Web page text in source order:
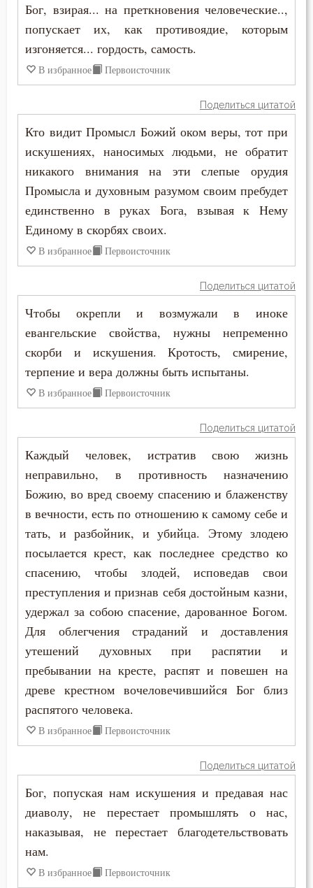
Тщеславие
Ум
Унижение
Уныние
Утешение
Храм
Христос
Царство небесное
Целомудрие
Церковь
Человек
Человекоугодие
Чистота
Чревоугодие
Чтение
Язык
Бог, взирая... на преткновения человеческие..,
попускает их, как противоядие, которым
изгоняется... гордость, самость.
В избранное Первоисточник
Поделиться цитатой
Кто видит Промысл Божий оком веры, тот при
искушениях, наносимых людьми, не обратит
никакого внимания на эти слепые орудия
Промысла и духовным разумом своим пребудет
единственно в руках Бога, взывая к Нему
Единому в скорбях своих.
В избранное Первоисточник
Поделиться цитатой
Чтобы окрепли и возмужали в иноке
евангельские свойства, нужны непременно
скорби и искушения. Кротость, смирение,
терпение и вера должны быть испытаны.
В избранное Первоисточник
Поделиться цитатой
Каждый человек, истратив свою жизнь
неправильно, в противность назначению
Божию, во вред своему спасению и блаженству
в вечности, есть по отношению к самому себе и
тать, и разбойник, и убийца. Этому злодею
посылается крест, как последнее средство ко
спасению, чтобы злодей, исповедав свои
преступления и признав себя достойным казни,
удержал за собою спасение, дарованное Богом.
Для облегчения страданий и доставления
утешений духовных при распятии и
пребывании на кресте, распят и повешен на
древе крестном вочеловечившийся Бог близ
распятого человека.
В избранное Первоисточник
Поделиться цитатой
Бог, попуская нам искушения и предавая нас
диаволу, не перестает промышлять о нас,
наказывая, не перестает благодетельствовать
нам.
В избранное Первоисточник